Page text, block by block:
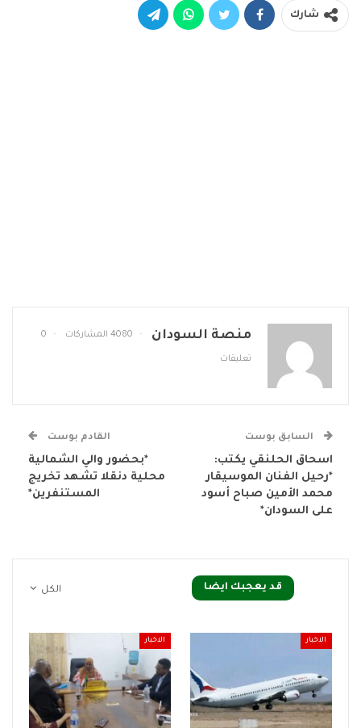
شارك
منصة السودان 4080 المشاركات 0
تعليقات
السابق بوست
اسحاق الحلنقي يكتب:
*رحيل الفنان الموسيقار
محمد الأمين صباح أسود
على السودان*
القادم بوست
*بحضور والي الشمالية
محلية دنقلا تشهد تخريج
المستنفرين*
الكل قد يعجبك ايضا
الاخبار الاخبار